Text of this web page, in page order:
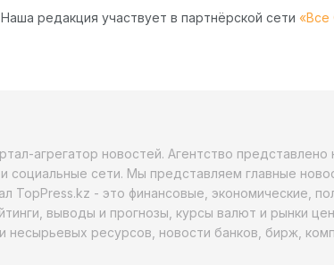
Наша редакция участвует в партнёрской сети
агрегатор новостей. Агентство представлено
социальные сети. Мы представляем главные
TopPress.kz - это финансовые, экономические,
выводы и прогнозы, курсы валют и рынки
несырьевых ресурсов, новости банков, бирж,